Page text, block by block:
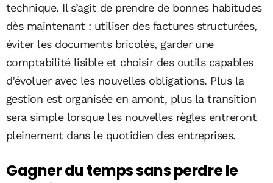
technique. Il s’agit de prendre de bonnes habitudes
dès maintenant : utiliser des factures structurées,
éviter les documents bricolés, garder une
comptabilité lisible et choisir des outils capables
d’évoluer avec les nouvelles obligations. Plus la
gestion est organisée en amont, plus la transition
sera simple lorsque les nouvelles règles entreront
pleinement dans le quotidien des entreprises.
Gagner du temps sans perdre le